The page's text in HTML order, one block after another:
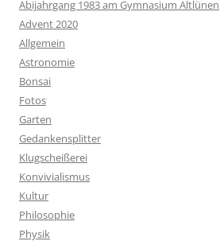
Abijahrgang 1983 am Gymnasium Altlünen
Advent 2020
Allgemein
Astronomie
Bonsai
Fotos
Garten
Gedankensplitter
Klugscheißerei
Konvivialismus
Kultur
Philosophie
Physik